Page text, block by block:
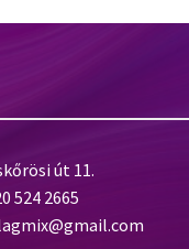
út 11.
524 2665